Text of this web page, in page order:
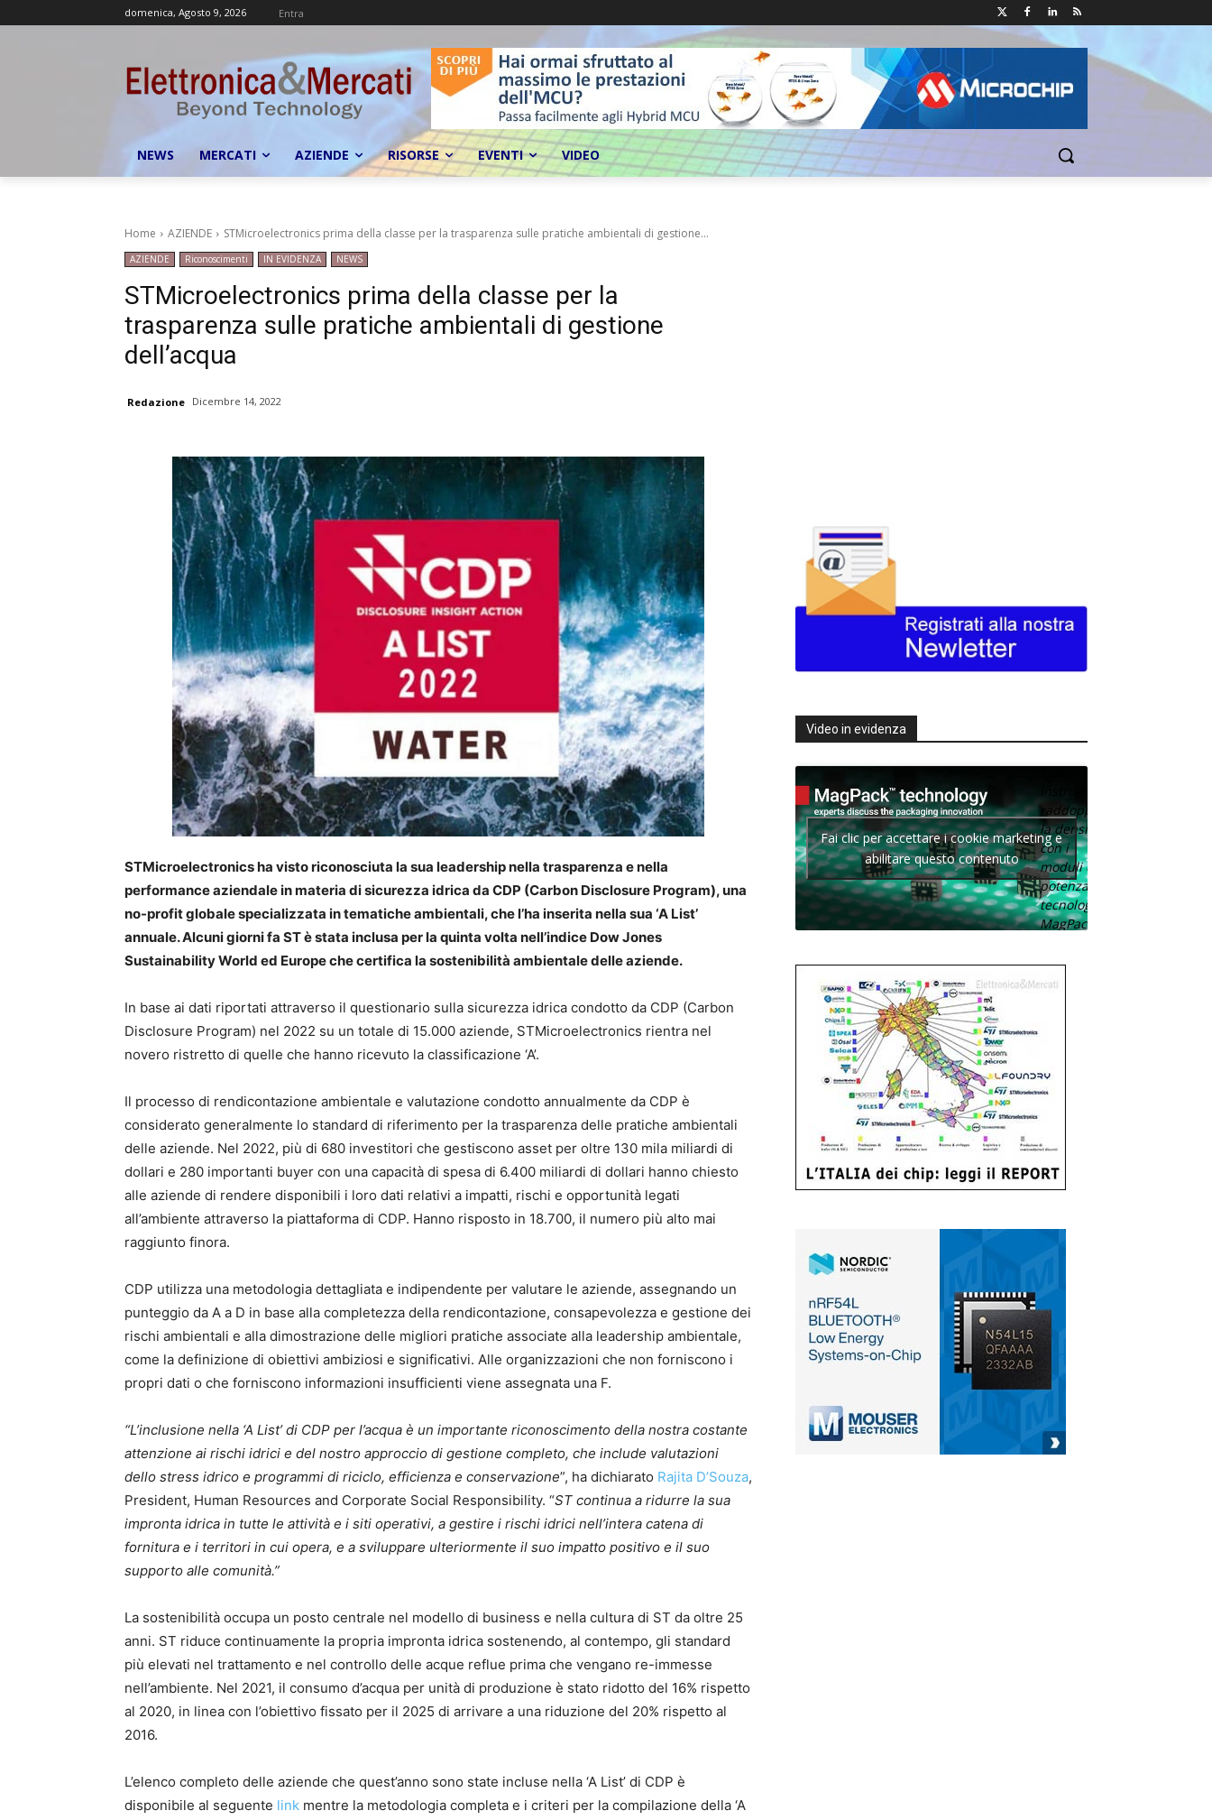
domenica, Agosto 9, 2026 Entra
NEWS MERCATI AZIENDE RISORSE EVENTI VIDEO
Home AZIENDE STMicroelectronics prima della classe per la trasparenza sulle pratiche ambientali di gestione...
AZIENDE Riconoscimenti IN EVIDENZA NEWS
STMicroelectronics prima della classe per la
trasparenza sulle pratiche ambientali di gestione
dell’acqua
Redazione Dicembre 14, 2022
STMicroelectronics ha visto riconosciuta la sua leadership nella trasparenza e nella
performance aziendale in materia di sicurezza idrica da CDP (Carbon Disclosure Program), una
no-profit globale specializzata in tematiche ambientali, che l’ha inserita nella sua ‘A List’
annuale. Alcuni giorni fa ST è stata inclusa per la quinta volta nell’indice Dow Jones
Sustainability World ed Europe che certifica la sostenibilità ambientale delle aziende.
In base ai dati riportati attraverso il questionario sulla sicurezza idrica condotto da CDP (Carbon
Disclosure Program) nel 2022 su un totale di 15.000 aziende, STMicroelectronics rientra nel
novero ristretto di quelle che hanno ricevuto la classificazione ‘A’.
Il processo di rendicontazione ambientale e valutazione condotto annualmente da CDP è
considerato generalmente lo standard di riferimento per la trasparenza delle pratiche ambientali
delle aziende. Nel 2022, più di 680 investitori che gestiscono asset per oltre 130 mila miliardi di
dollari e 280 importanti buyer con una capacità di spesa di 6.400 miliardi di dollari hanno chiesto
alle aziende di rendere disponibili i loro dati relativi a impatti, rischi e opportunità legati
all’ambiente attraverso la piattaforma di CDP. Hanno risposto in 18.700, il numero più alto mai
raggiunto finora.
CDP utilizza una metodologia dettagliata e indipendente per valutare le aziende, assegnando un
punteggio da A a D in base alla completezza della rendicontazione, consapevolezza e gestione dei
rischi ambientali e alla dimostrazione delle migliori pratiche associate alla leadership ambientale,
come la definizione di obiettivi ambiziosi e significativi. Alle organizzazioni che non forniscono i
propri dati o che forniscono informazioni insufficienti viene assegnata una F.
“L’inclusione nella ‘A List’ di CDP per l’acqua è un importante riconoscimento della nostra costante
attenzione ai rischi idrici e del nostro approccio di gestione completo, che include valutazioni
dello stress idrico e programmi di riciclo, efficienza e conservazione”, ha dichiarato Rajita D’Souza,
President, Human Resources and Corporate Social Responsibility. “ST continua a ridurre la sua
impronta idrica in tutte le attività e i siti operativi, a gestire i rischi idrici nell’intera catena di
fornitura e i territori in cui opera, e a sviluppare ulteriormente il suo impatto positivo e il suo
supporto alle comunità.”
La sostenibilità occupa un posto centrale nel modello di business e nella cultura di ST da oltre 25
anni. ST riduce continuamente la propria impronta idrica sostenendo, al contempo, gli standard
più elevati nel trattamento e nel controllo delle acque reflue prima che vengano re-immesse
nell’ambiente. Nel 2021, il consumo d’acqua per unità di produzione è stato ridotto del 16% rispetto
al 2020, in linea con l’obiettivo fissato per il 2025 di arrivare a una riduzione del 20% rispetto al
2016.
L’elenco completo delle aziende che quest’anno sono state incluse nella ‘A List’ di CDP è
disponibile al seguente link mentre la metodologia completa e i criteri per la compilazione della ‘A
Video in evidenza
Texas
raddoppia
la densità
con i
moduli di
potenza con
tecnologia
MagPack.
Fai clic per accettare i cookie marketing e
abilitare questo contenuto